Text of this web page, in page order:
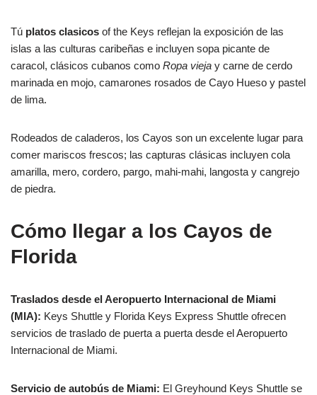
Tú platos clasicos of the Keys reflejan la exposición de las
islas a las culturas caribeñas e incluyen sopa picante de
caracol, clásicos cubanos como Ropa vieja y carne de cerdo
marinada en mojo, camarones rosados de Cayo Hueso y pastel
de lima.
Rodeados de caladeros, los Cayos son un excelente lugar para
comer mariscos frescos; las capturas clásicas incluyen cola
amarilla, mero, cordero, pargo, mahi-mahi, langosta y cangrejo
de piedra.
Cómo llegar a los Cayos de
Florida
Traslados desde el Aeropuerto Internacional de Miami
(MIA): Keys Shuttle y Florida Keys Express Shuttle ofrecen
servicios de traslado de puerta a puerta desde el Aeropuerto
Internacional de Miami.
Servicio de autobús de Miami: El Greyhound Keys Shuttle se